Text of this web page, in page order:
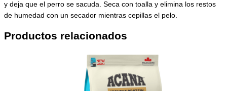
y deja que el perro se sacuda. Seca con toalla y elimina los restos
de humedad con un secador mientras cepillas el pelo.
Productos relacionados